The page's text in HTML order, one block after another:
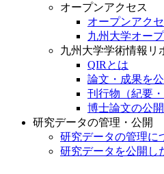
オープンアクセス
オープンアク
九州大学オー
九州大学学術情報リ
QIRとは
論文・成果を
刊行物（紀要
博士論文の公
研究データの管理・公開
研究データの管理に
研究データを公開し